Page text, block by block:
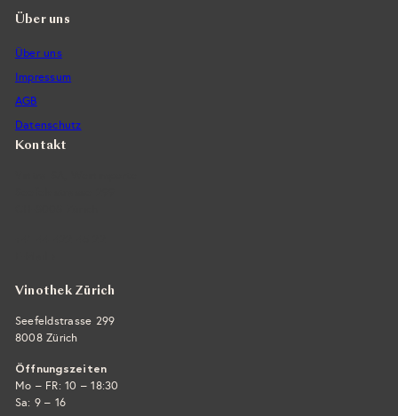
Über uns
Über uns
Impressum
AGB
Datenschutz
Kontakt
Vinothek Zürich
Seefeldstrasse 299
8008 Zürich
Öffnungszeiten
Mo – FR: 10 – 18:30
Sa: 9 – 16